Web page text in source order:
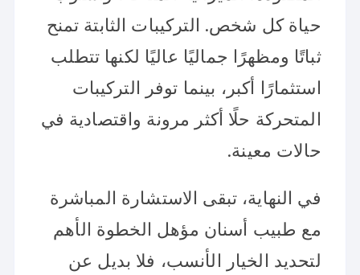
حياة كل شخص. التركيبات الثابتة تمنح
ثباتًا ومظهرًا جماليًا عاليًا لكنها تتطلب
استثمارًا أكبر، بينما توفر التركيبات
المتحركة حلًا أكثر مرونة واقتصادية في
حالات معينة.
في النهاية، تبقى الاستشارة المباشرة
مع طبيب أسنان مؤهل الخطوة الأهم
لتحديد الخيار الأنسب، فلا بديل عن